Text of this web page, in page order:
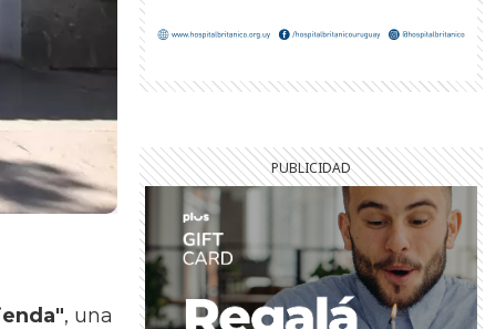
, una